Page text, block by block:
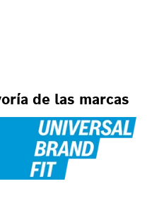
de las marcas